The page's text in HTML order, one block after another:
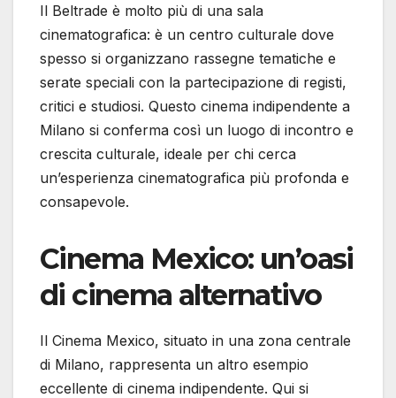
Il Beltrade è molto più di una sala
cinematografica: è un centro culturale dove
spesso si organizzano rassegne tematiche e
serate speciali con la partecipazione di registi,
critici e studiosi. Questo cinema indipendente a
Milano si conferma così un luogo di incontro e
crescita culturale, ideale per chi cerca
un’esperienza cinematografica più profonda e
consapevole.
Cinema Mexico: un’oasi
di cinema alternativo
Il Cinema Mexico, situato in una zona centrale
di Milano, rappresenta un altro esempio
eccellente di cinema indipendente. Qui si